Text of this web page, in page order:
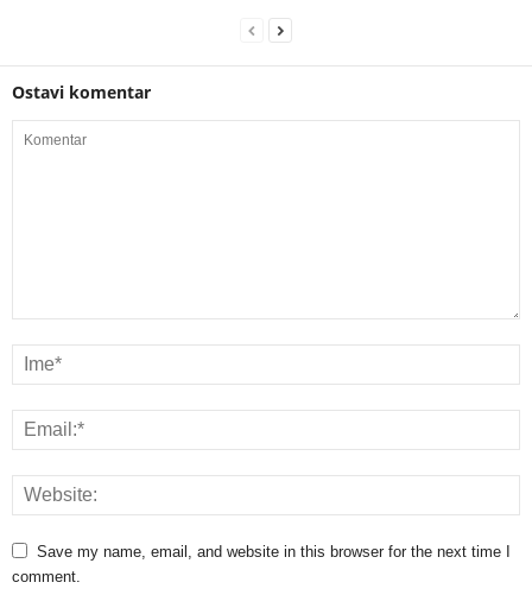
Ostavi komentar
Save my name, email, and website in this browser for the next time I
comment.